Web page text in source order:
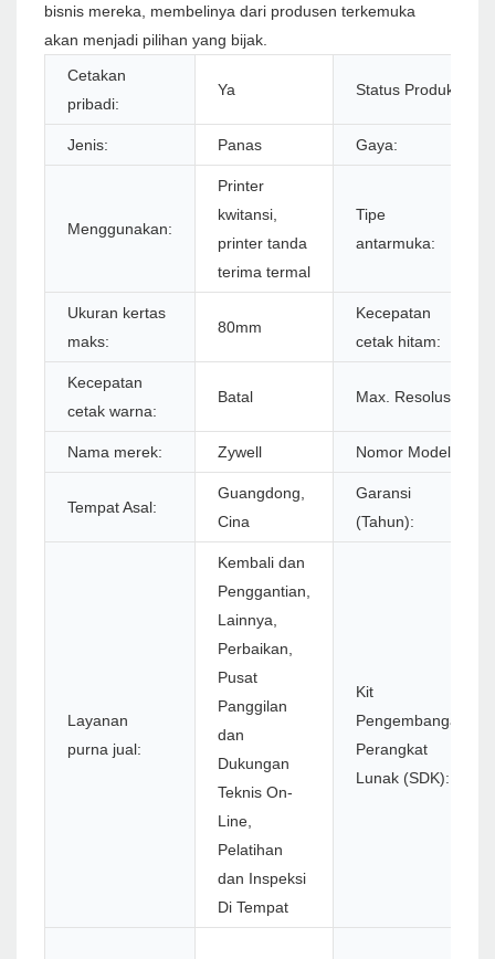
bisnis mereka, membelinya dari produsen terkemuka
akan menjadi pilihan yang bijak.
Cetakan
pribadi:
Ya Status Produk:
Jenis: Panas Gaya:
Menggunakan:
Printer
kwitansi,
printer tanda
terima termal
Tipe
antarmuka:
Ukuran kertas
maks:
80mm
Kecepatan
cetak hitam:
Kecepatan
cetak warna:
Batal Max. Resolusi:
Nama merek: Zywell Nomor Model:
Tempat Asal:
Guangdong,
Cina
Garansi
(Tahun):
Layanan
purna jual:
Kembali dan
Penggantian,
Lainnya,
Perbaikan,
Pusat
Panggilan
dan
Dukungan
Teknis On-
Line,
Pelatihan
dan Inspeksi
Di Tempat
Kit
Pengembangan
Perangkat
Lunak (SDK):